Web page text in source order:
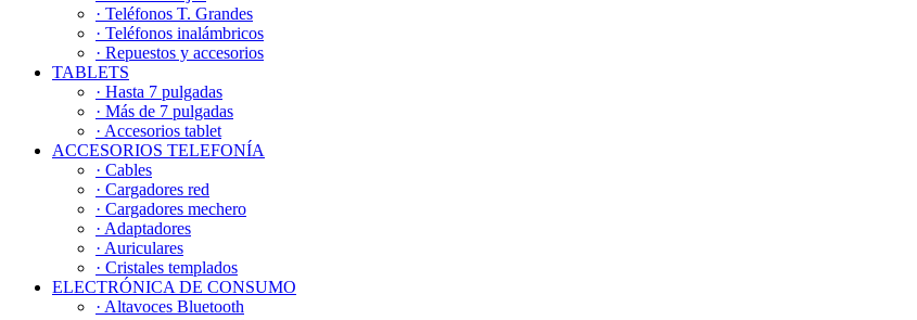
· Teléfonos T. Grandes
· Teléfonos inalámbricos
· Repuestos y accesorios
TABLETS
· Hasta 7 pulgadas
· Más de 7 pulgadas
· Accesorios tablet
ACCESORIOS TELEFONÍA
· Cables
· Cargadores red
· Cargadores mechero
· Adaptadores
· Auriculares
· Cristales templados
ELECTRÓNICA DE CONSUMO
· Altavoces Bluetooth